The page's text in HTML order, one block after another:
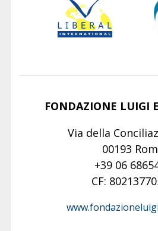
FONDAZIONE LUIGI
Via della
00193
+39 06
CF: